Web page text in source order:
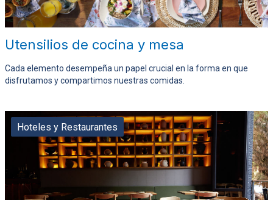
Utensilios de cocina y mesa
Cada elemento desempeña un papel crucial en la forma en que
disfrutamos y compartimos nuestras comidas.
Hoteles y Restaurantes